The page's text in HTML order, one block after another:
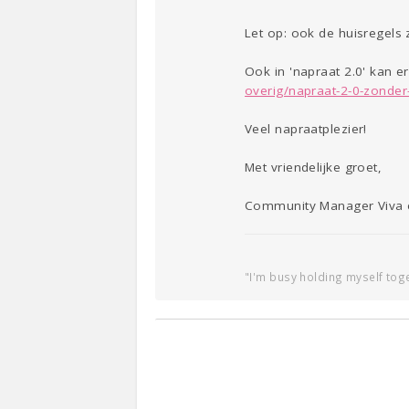
Let op: ook de huisregels
Ook in 'napraat 2.0' kan
overig/napraat-2-0-
Veel napraatplezier!
Met vriendelijke groet,
Community Manager
"I'm busy holding myself